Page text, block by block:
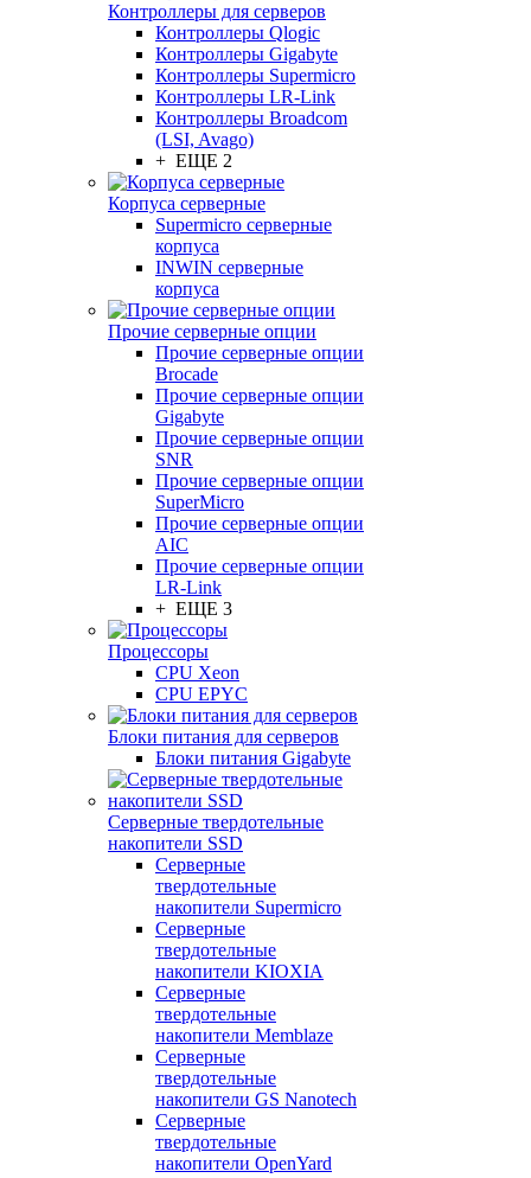
Контроллеры для серверов
Контроллеры Qlogic
Контроллеры Gigabyte
Контроллеры Supermicro
Контроллеры LR-Link
Контроллеры Broadcom
(LSI, Avago)
+ ЕЩЕ 2
Корпуса серверные
Supermicro серверные
корпуса
INWIN серверные
корпуса
Прочие серверные опции
Прочие серверные опции
Brocade
Прочие серверные опции
Gigabyte
Прочие серверные опции
SNR
Прочие серверные опции
SuperMicro
Прочие серверные опции
AIC
Прочие серверные опции
LR-Link
+ ЕЩЕ 3
Процессоры
CPU Xeon
CPU EPYC
Блоки питания для серверов
Блоки питания Gigabyte
Серверные твердотельные
накопители SSD
Cерверные
твердотельные
накопители Supermicro
Cерверные
твердотельные
накопители KIOXIA
Cерверные
твердотельные
накопители Memblaze
Cерверные
твердотельные
накопители GS Nanotech
Серверные
твердотельные
накопители OpenYard